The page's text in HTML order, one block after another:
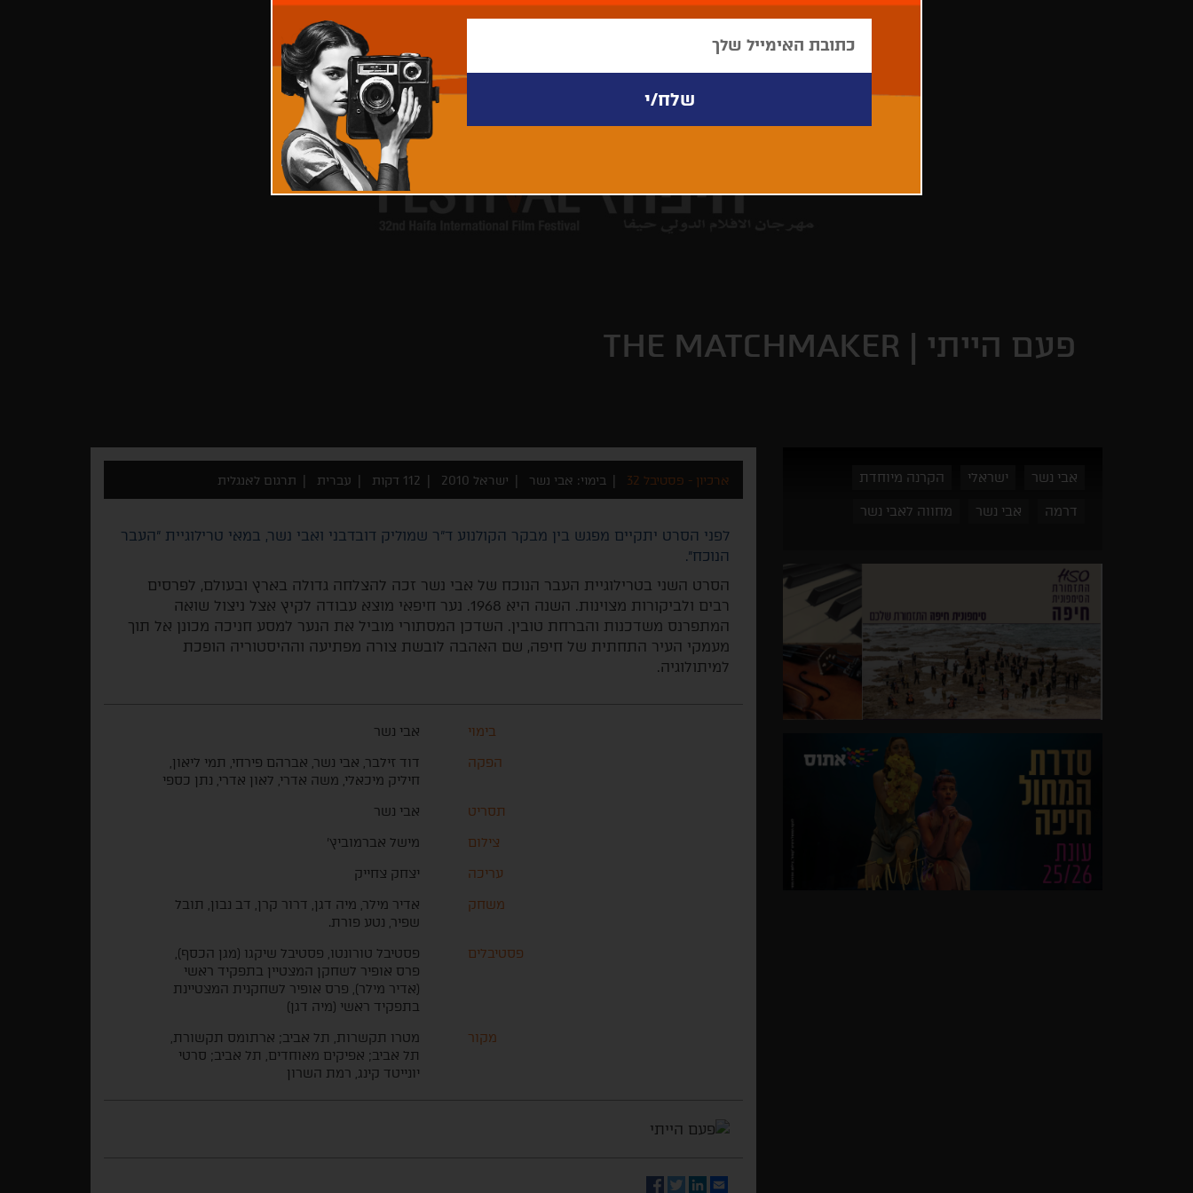
פעם הייתי | THE MATCHMAKER
אבי נשר ישראלי הקרנה מיוחדת
דרמה אבי נשר מחווה לאבי נשר
ארכיון - פסטיבל 32 בימוי: אבי נשר ישראל 2010 112 דקות עברית תרגום לאנגלית
לפני הסרט יתקיים מפגש בין מבקר הקולנוע ד"ר שמוליק דובדבני ואבי נשר, במאי טרילוגיית "העבר
הנוכח".
הסרט השני בטרילוגיית העבר הנוכח של אבי נשר זכה להצלחה גדולה בארץ ובעולם, לפרסים
רבים ולביקורות מצוינות. השנה היא 1968. נער חיפאי מוצא עבודה לקיץ אצל ניצול שואה
המתפרנס משדכנות והברחת טובין. השדכן המסתורי מוביל את הנער למסע חניכה מכונן אל תוך
מעמקי העיר התחתית של חיפה, שם האהבה לובשת צורה מפתיעה וההיסטוריה הופכת
למיתולוגיה.
בימוי
אבי נשר
הפקה
דוד זילבר, אבי נשר, אברהם פירחי, תמי ליאון,
חיליק מיכאלי, משה אדרי, לאון אדרי, נתן כספי
תסריט
אבי נשר
צילום
מישל אברמוביץ'
עריכה
יצחק צחייק
משחק
אדיר מילר, מיה דגן, דרור קרן, דב נבון, תובל
שפיר, נטע פורת.
פסטיבלים
פסטיבל טורונטו, פסטיבל שיקגו (מגן הכסף),
פרס אופיר לשחקן המצטיין בתפקיד ראשי
(אדיר מילר), פרס אופיר לשחקנית המצטיינת
בתפקיד ראשי (מיה דגן)
מקור
מטרו תקשרות, תל אביב; ארתומס תקשורת,
תל אביב; אפיקים מאוחדים, תל אביב; סרטי
יונייטד קינג, רמת השרון
Email
LinkedIn
Twitter
Facebook